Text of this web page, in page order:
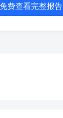
费查看完整报告